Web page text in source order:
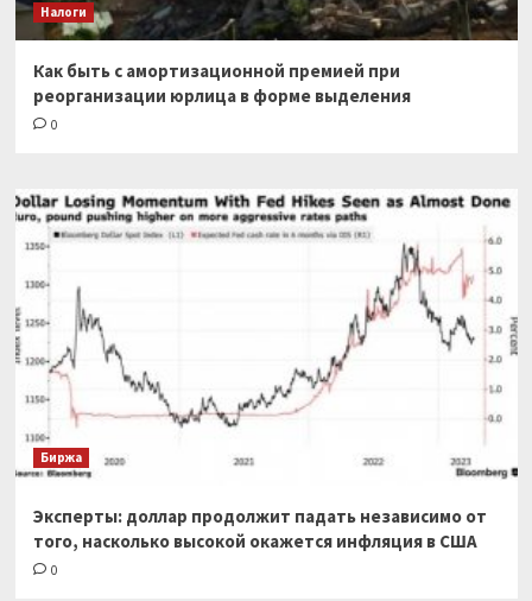
Налоги
Как быть с амортизационной премией при
реорганизации юрлица в форме выделения
0
Биржа
Эксперты: доллар продолжит падать независимо от
того, насколько высокой окажется инфляция в США
0